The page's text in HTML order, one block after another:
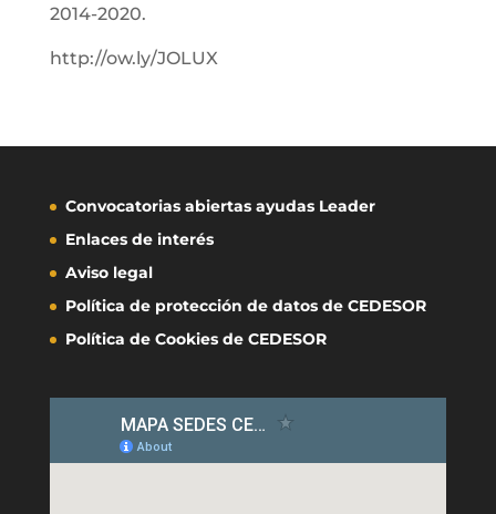
2014-2020.
http://ow.ly/JOLUX
Convocatorias abiertas ayudas Leader
Enlaces de interés
Aviso legal
Política de protección de datos de CEDESOR
Política de Cookies de CEDESOR